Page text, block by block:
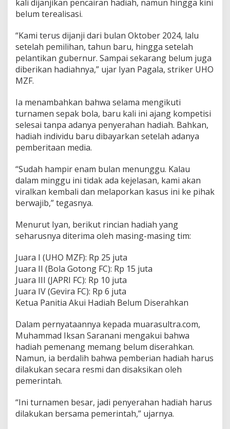
g
l
a
n
g
K
u
t
M
n
t
H
a
p
u
s
e
r
a
kali dijanjikan pencairan hadiah, namun hingga kini
belum terealisasi.
“Kami terus dijanji dari bulan Oktober 2024, lalu
setelah pemilihan, tahun baru, hingga setelah
pelantikan gubernur. Sampai sekarang belum juga
diberikan hadiahnya,” ujar Iyan Pagala, striker UHO
MZF.
Ia menambahkan bahwa selama mengikuti
turnamen sepak bola, baru kali ini ajang kompetisi
selesai tanpa adanya penyerahan hadiah. Bahkan,
hadiah individu baru dibayarkan setelah adanya
pemberitaan media.
“Sudah hampir enam bulan menunggu. Kalau
dalam minggu ini tidak ada kejelasan, kami akan
viralkan kembali dan melaporkan kasus ini ke pihak
berwajib,” tegasnya.
Menurut Iyan, berikut rincian hadiah yang
seharusnya diterima oleh masing-masing tim:
Juara I (UHO MZF): Rp 25 juta
Juara II (Bola Gotong FC): Rp 15 juta
Juara III (JAPRI FC): Rp 10 juta
Juara IV (Gevira FC): Rp 6 juta
Ketua Panitia Akui Hadiah Belum Diserahkan
Dalam pernyataannya kepada muarasultra.com,
Muhammad Iksan Saranani mengakui bahwa
hadiah pemenang memang belum diserahkan.
Namun, ia berdalih bahwa pemberian hadiah harus
dilakukan secara resmi dan disaksikan oleh
pemerintah.
“Ini turnamen besar, jadi penyerahan hadiah harus
dilakukan bersama pemerintah,” ujarnya.